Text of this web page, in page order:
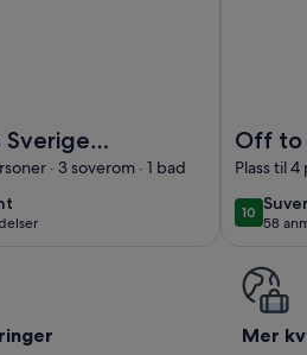
Sverige
og
· 3 soverom · 1 bad
Off to
for 2 -
Plass til
1010 av 10
58
(58
Mer